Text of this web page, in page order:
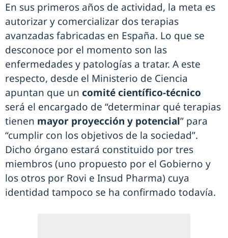
En sus primeros años de actividad, la meta es
autorizar y comercializar dos terapias
avanzadas fabricadas en España. Lo que se
desconoce por el momento son las
enfermedades y patologías a tratar. A este
respecto, desde el Ministerio de Ciencia
apuntan que un comité científico-técnico
será el encargado de “determinar qué terapias
tienen mayor proyección y potencial” para
“cumplir con los objetivos de la sociedad”.
Dicho órgano estará constituido por tres
miembros (uno propuesto por el Gobierno y
los otros por Rovi e Insud Pharma) cuya
identidad tampoco se ha confirmado todavía.